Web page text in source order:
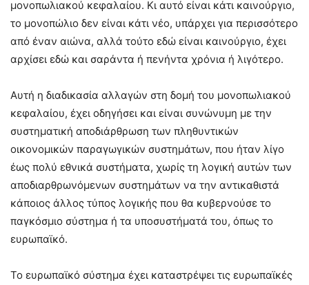
μονοπωλιακού κεφαλαίου. Κι αυτό είναι κάτι καινούργιο,
το μονοπώλιο δεν είναι κάτι νέο, υπάρχει για περισσότερο
από έναν αιώνα, αλλά τούτο εδώ είναι καινούργιο, έχει
αρχίσει εδώ και σαράντα ή πενήντα χρόνια ή λιγότερο.
Αυτή η διαδικασία αλλαγών στη δομή του μονοπωλιακού
κεφαλαίου, έχει οδηγήσει και είναι συνώνυμη με την
συστηματική αποδιάρθρωση των πληθυντικών
οικονομικών παραγωγικών συστημάτων, που ήταν λίγο
έως πολύ εθνικά συστήματα, χωρίς τη λογική αυτών των
αποδιαρθρωνόμενων συστημάτων να την αντικαθιστά
κάποιος άλλος τύπος λογικής που θα κυβερνούσε το
παγκόσμιο σύστημα ή τα υποσυστήματά του, όπως το
ευρωπαϊκό.
Το ευρωπαϊκό σύστημα έχει καταστρέψει τις ευρωπαϊκές